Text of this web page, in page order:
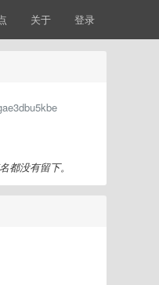
关于 登录
都没有留下。